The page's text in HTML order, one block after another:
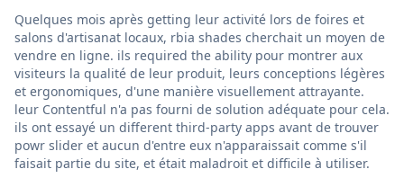
Quelques mois après getting leur activité lors de foires et
salons d'artisanat locaux, rbia shades cherchait un moyen de
vendre en ligne. ils required the ability pour montrer aux
visiteurs la qualité de leur produit, leurs conceptions légères
et ergonomiques, d'une manière visuellement attrayante.
leur Contentful n'a pas fourni de solution adéquate pour cela.
ils ont essayé un different third-party apps avant de trouver
powr slider et aucun d'entre eux n'apparaissait comme s'il
faisait partie du site, et était maladroit et difficile à utiliser.